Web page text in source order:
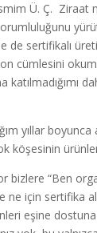
Ü. Ç.
de sertifikalı
cümlesini
yıllar
köşesinin
bizlere “Ben
ne için sertifika
eşine dostuna